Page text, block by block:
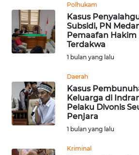
Polhukam
Kasus
Subsidi, PN
Pemaafan Hakim
Terdakwa
1 bulan yang lalu
Daerah
Kasus
Keluarga di
Pelaku Divonis
Penjara
1 bulan yang lalu
Kriminal
EKUIN
SAINS-TEKNO
INTERNASIONAL
SERBA-SERBI